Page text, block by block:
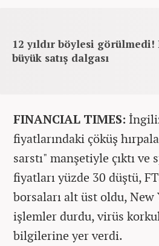
12 yıldır böylesi görülmedi!
büyük satış dalgası
FINANCIAL TIMES:
fiyatlarındaki çöküş
sarstı" manşetiyle çıktı
fiyatları yüzde 30 düştü,
borsaları alt üst oldu, New
işlemler durdu, virüs
bilgilerine yer verdi.